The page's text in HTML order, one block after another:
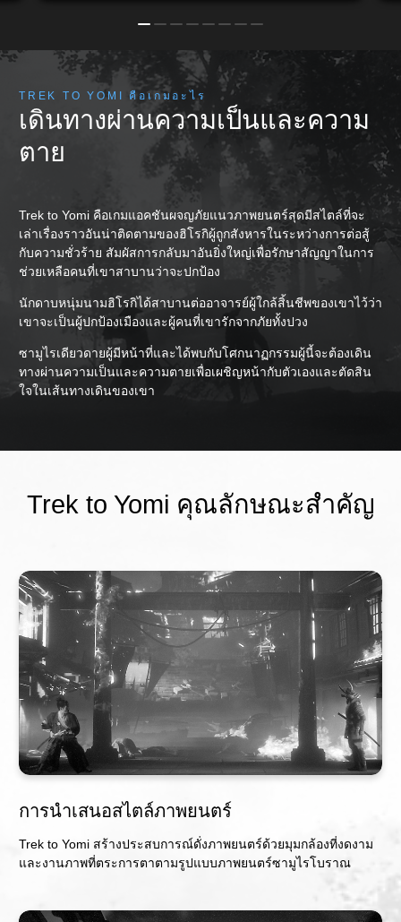
TREK TO YOMI คือเกมอะไร
เดินทางผ่านความเป็นและความ
ตาย
Trek to Yomi คือเกมแอคชันผจญภัยแนวภาพยนตร์สุดมีสไตล์ที่จะ
เล่าเรื่องราวอันน่าติดตามของฮิโรกิผู้ถูกสังหารในระหว่างการต่อสู้
กับความชั่วร้าย สัมผัสการกลับมาอันยิ่งใหญ่เพื่อรักษาสัญญาในการ
ช่วยเหลือคนที่เขาสาบานว่าจะปกป้อง
นักดาบหนุ่มนามฮิโรกิได้สาบานต่ออาจารย์ผู้ใกล้สิ้นชีพของเขาไว้ว่า
เขาจะเป็นผู้ปกป้องเมืองและผู้คนที่เขารักจากภัยทั้งปวง
ซามูไรเดียวดายผู้มีหน้าที่และได้พบกับโศกนาฏกรรมผู้นี้จะต้องเดิน
ทางผ่านความเป็นและความตายเพื่อเผชิญหน้ากับตัวเองและตัดสิน
ใจในเส้นทางเดินของเขา
Trek to Yomi คุณลักษณะสำคัญ
การนำเสนอสไตล์ภาพยนตร์
Trek to Yomi สร้างประสบการณ์ดั่งภาพยนตร์ด้วยมุมกล้องที่งดงาม
และงานภาพที่ตระการตาตามรูปแบบภาพยนตร์ซามูไรโบราณ